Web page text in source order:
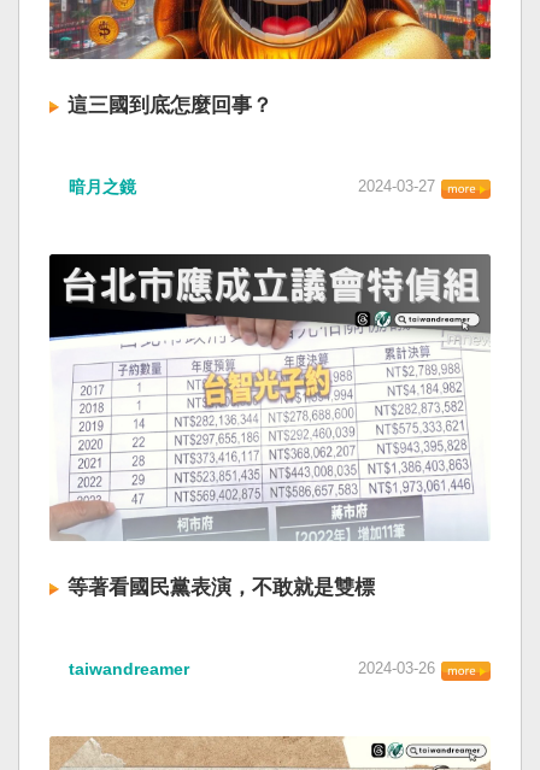
這三國到底怎麼回事？
暗月之鏡 2024-03-27
等著看國民黨表演，不敢就是雙標
taiwandreamer 2024-03-26